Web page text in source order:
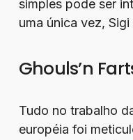
simples pode ser
uma única vez,
Ghouls’n
Tudo no trabalho
européia foi